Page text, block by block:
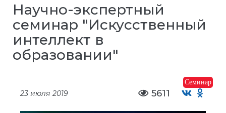
Научно-экспертный
семинар "Искусственный
интеллект в
образовании"
Семинар
23 июля 2019 5611